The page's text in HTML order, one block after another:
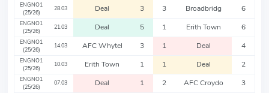
ENGNO1
(25/26)
28.03 Deal 3 3 Broadbridg 6
ENGNO1
(25/26)
21.03 Deal 5 1 Erith Town 6
ENGNO1
(25/26)
14.03 AFC Whytel 3 1 Deal 4
ENGNO1
(25/26)
10.03 Erith Town 1 1 Deal 2
ENGNO1
(25/26)
07.03 Deal 1 2 AFC Croydo 3